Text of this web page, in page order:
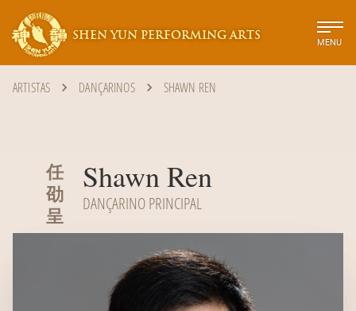
SHEN YUN PERFORMING ARTS MENU
ARTISTAS DANÇARINOS SHAWN REN
任
劭
呈
Shawn Ren
DANÇARINO PRINCIPAL